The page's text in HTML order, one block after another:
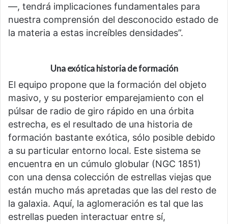
—, tendrá implicaciones fundamentales para
nuestra comprensión del desconocido estado de
la materia a estas increíbles densidades”.
Una exótica historia de formación
El equipo propone que la formación del objeto
masivo, y su posterior emparejamiento con el
púlsar de radio de giro rápido en una órbita
estrecha, es el resultado de una historia de
formación bastante exótica, sólo posible debido
a su particular entorno local. Este sistema se
encuentra en un cúmulo globular (NGC 1851)
con una densa colección de estrellas viejas que
están mucho más apretadas que las del resto de
la galaxia. Aquí, la aglomeración es tal que las
estrellas pueden interactuar entre sí,